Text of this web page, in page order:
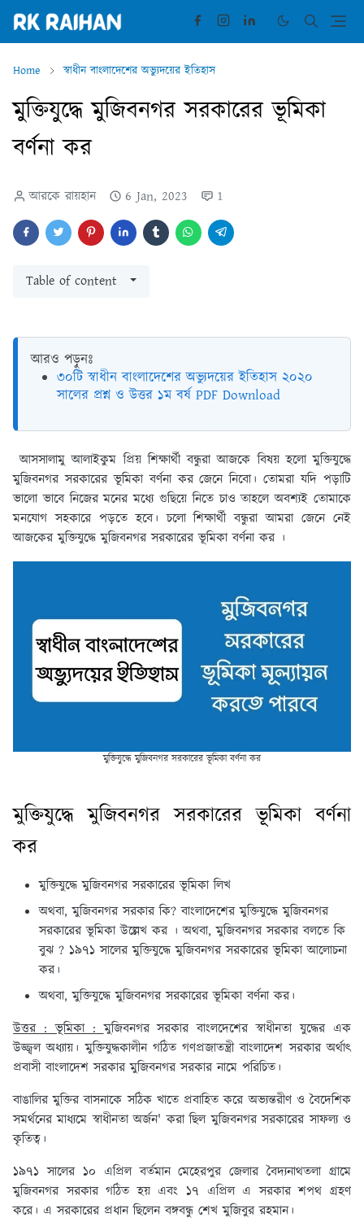
Home স্বাধীন বাংলাদেশের অভ্যুদয়ের ইতিহাস
মুক্তিযুদ্ধে মুজিবনগর সরকারের ভূমিকা
বর্ণনা কর
আরকে রায়হান 6 Jan, 2023 1
Table of content
আরও পড়ুনঃ
৩০টি স্বাধীন বাংলাদেশের অভ্যুদয়ের ইতিহাস ২০২০
সালের প্রশ্ন ও উত্তর ১ম বর্ষ PDF Download
আসসালামু আলাইকুম প্রিয় শিক্ষার্থী বন্ধুরা আজকে বিষয় হলো মুক্তিযুদ্ধে
মুজিবনগর সরকারের ভূমিকা বর্ণনা কর জেনে নিবো। তোমরা যদি পড়াটি
ভালো ভাবে নিজের মনের মধ্যে গুছিয়ে নিতে চাও তাহলে অবশ্যই তোমাকে
মনযোগ সহকারে পড়তে হবে। চলো শিক্ষার্থী বন্ধুরা আমরা জেনে নেই
আজকের মুক্তিযুদ্ধে মুজিবনগর সরকারের ভূমিকা বর্ণনা কর ।
মুক্তিযুদ্ধে মুজিবনগর সরকারের ভূমিকা বর্ণনা কর
মুক্তিযুদ্ধে মুজিবনগর সরকারের ভূমিকা বর্ণনা
কর
মুক্তিযুদ্ধে মুজিবনগর সরকারের ভূমিকা লিখ
অথবা, মুজিবনগর সরকার কি? বাংলাদেশের মুক্তিযুদ্ধে মুজিবনগর
সরকারের ভূমিকা উল্লেখ কর । অথবা, মুজিবনগর সরকার বলতে কি
বুঝ ? ১৯৭১ সালের মুক্তিযুদ্ধে মুজিবনগর সরকারের ভূমিকা আলোচনা
কর।
অথবা, মুক্তিযুদ্ধে মুজিবনগর সরকারের ভূমিকা বর্ণনা কর।
উত্তর : ভূমিকা :মুজিবনগর সরকার বাংলদেশের স্বাধীনতা যুদ্ধের এক
উজ্জ্বল অধ্যায়। মুক্তিযুদ্ধকালীন গঠিত গণপ্রজাতন্ত্রী বাংলাদেশ সরকার অর্থাৎ
প্রবাসী বাংলাদেশ সরকার মুজিবনগর সরকার নামে পরিচিত।
বাঙালির মুক্তির বাসনাকে সঠিক খাতে প্রবাহিত করে অভ্যন্তরীণ ও বৈদেশিক
সমর্থনের মাধ্যমে স্বাধীনতা অর্জন' করা ছিল মুজিবনগর সরকারের সাফল্য ও
কৃতিত্ব।
১৯৭১ সালের ১০ এপ্রিল বর্তমান মেহেরপুর জেলার বৈদ্যনাথতলা গ্রামে
মুজিবনগর সরকার গঠিত হয় এবং ১৭ এপ্রিল এ সরকার শপথ গ্রহণ
করে। এ সরকারের প্রধান ছিলেন বঙ্গবন্ধু শেখ মুজিবুর রহমান।